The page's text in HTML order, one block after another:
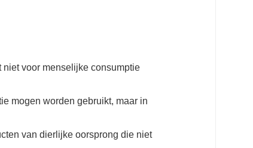
voor menselijke consumptie
mogen worden gebruikt, maar in
van dierlijke oorsprong die niet